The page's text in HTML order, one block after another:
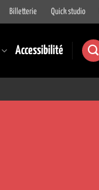
Billetterie Quick studio
Accessibilité